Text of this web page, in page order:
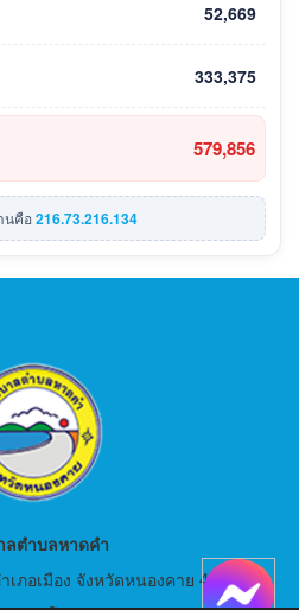
52,669
333,375
579,856
นคือ216.73.216.134
ลตำบลหาดคำ
ภอเมือง จังหวัดหนองคาย 43000